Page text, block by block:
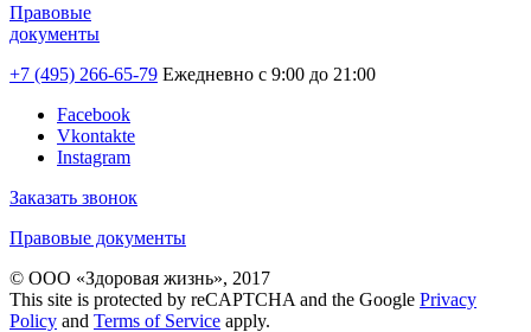
Правовые
документы
+7 (495) 266-65-79 Ежедневно с 9:00 до 21:00
Facebook
Vkontakte
Instagram
Заказать звонок
Правовые документы
© ООО «Здоровая жизнь», 2017
This site is protected by reCAPTCHA and the Google Privacy
Policy and Terms of Service apply.